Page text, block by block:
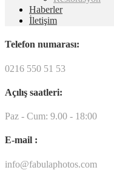
Haberler
İletişim
Telefon numarası:
0216 550 51 53
Açılış saatleri:
Paz - Cum: 9.00 - 18:00
E-mail :
info@fabulaphotos.com